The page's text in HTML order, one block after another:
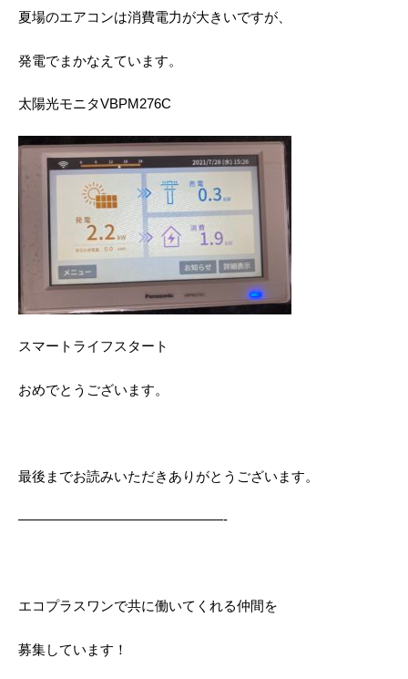
夏場のエアコンは消費電力が大きいですが、
発電でまかなえています。
太陽光モニタVBPM276C
スマートライフスタート
おめでとうございます。
最後までお読みいただきありがとうございます。
———————————————-
エコプラスワンで共に働いてくれる仲間を
募集しています！